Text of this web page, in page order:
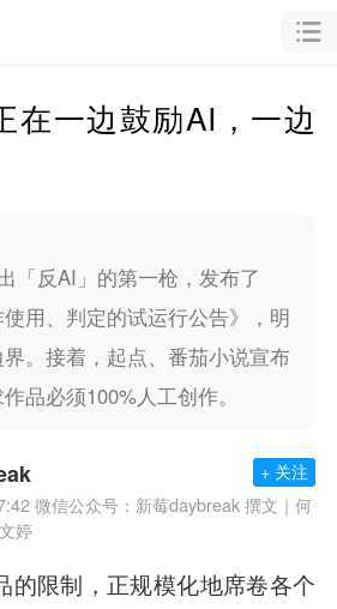
在一边鼓励AI，一边
「反AI」的第一枪，发布了
使用、判定的试运行公告》，明
。接着，起点、番茄小说宣布
品必须100%人工创作。
微信公众号：新莓daybreak 撰文｜何
婷
+ 关注
的限制，正规模化地席卷各个